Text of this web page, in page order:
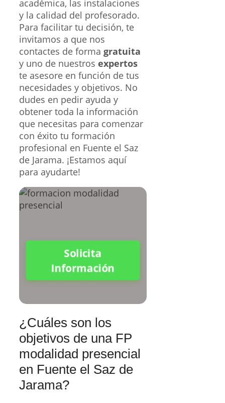
académica, las instalaciones
y la calidad del profesorado.
Para facilitar tu decisión, te
invitamos a que nos
contactes de forma gratuita
y uno de nuestros expertos
te asesore en función de tus
necesidades y objetivos. No
dudes en pedir ayuda y
obtener toda la información
que necesitas para comenzar
con éxito tu formación
profesional en Fuente el Saz
de Jarama. ¡Estamos aquí
para ayudarte!
Solicita
Información
¿Cuáles son los
objetivos de una FP
modalidad presencial
en Fuente el Saz de
Jarama?